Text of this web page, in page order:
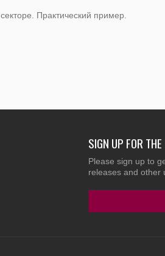
Практический пример.
SIGN UP FOR
Please sign up to
releases and other